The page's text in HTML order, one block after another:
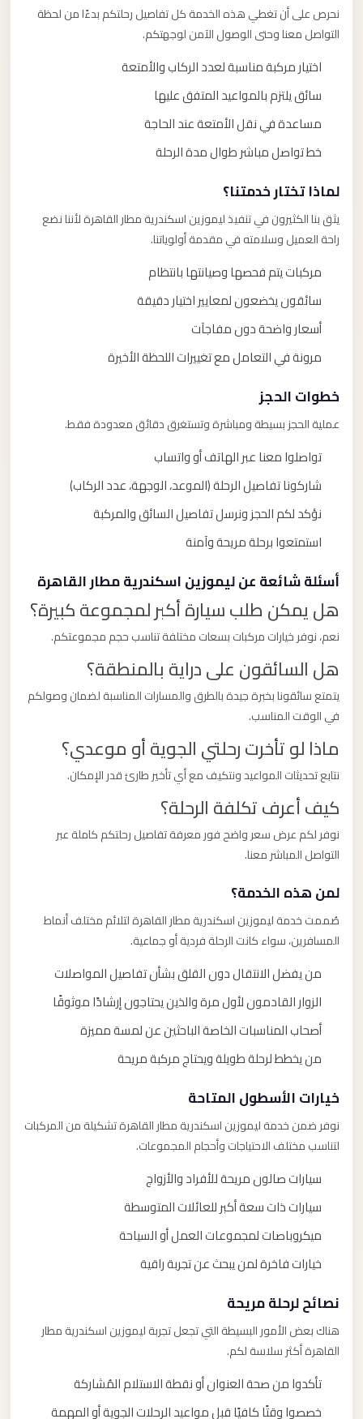
نحرص على أن تغطي هذه الخدمة كل تفاصيل رحلتكم بدءًا من لحظة
التواصل معنا وحتى الوصول الآمن لوجهتكم.
اختيار مركبة مناسبة لعدد الركاب والأمتعة
سائق يلتزم بالمواعيد المتفق عليها
مساعدة في نقل الأمتعة عند الحاجة
خط تواصل مباشر طوال مدة الرحلة
لماذا تختار خدمتنا؟
يثق بنا الكثيرون في تنفيذ ليموزين اسكندرية مطار القاهرة لأننا نضع
راحة العميل وسلامته في مقدمة أولوياتنا.
مركبات يتم فحصها وصيانتها بانتظام
سائقون يخضعون لمعايير اختيار دقيقة
أسعار واضحة دون مفاجآت
مرونة في التعامل مع تغييرات اللحظة الأخيرة
خطوات الحجز
عملية الحجز بسيطة ومباشرة وتستغرق دقائق معدودة فقط.
تواصلوا معنا عبر الهاتف أو واتساب
شاركونا تفاصيل الرحلة (الموعد، الوجهة، عدد الركاب)
نؤكد لكم الحجز ونرسل تفاصيل السائق والمركبة
استمتعوا برحلة مريحة وآمنة
أسئلة شائعة عن ليموزين اسكندرية مطار القاهرة
هل يمكن طلب سيارة أكبر لمجموعة كبيرة؟
نعم، نوفر خيارات مركبات بسعات مختلفة تناسب حجم مجموعتكم.
هل السائقون على دراية بالمنطقة؟
يتمتع سائقونا بخبرة جيدة بالطرق والمسارات المناسبة لضمان وصولكم
في الوقت المناسب.
ماذا لو تأخرت رحلتي الجوية أو موعدي؟
نتابع تحديثات المواعيد ونتكيف مع أي تأخير طارئ قدر الإمكان.
كيف أعرف تكلفة الرحلة؟
نوفر لكم عرض سعر واضح فور معرفة تفاصيل رحلتكم كاملة عبر
التواصل المباشر معنا.
لمن هذه الخدمة؟
صُممت خدمة ليموزين اسكندرية مطار القاهرة لتلائم مختلف أنماط
المسافرين، سواء كانت الرحلة فردية أو جماعية.
من يفضل الانتقال دون القلق بشأن تفاصيل المواصلات
الزوار القادمون لأول مرة والذين يحتاجون إرشادًا موثوقًا
أصحاب المناسبات الخاصة الباحثين عن لمسة مميزة
من يخطط لرحلة طويلة ويحتاج مركبة مريحة
خيارات الأسطول المتاحة
نوفر ضمن خدمة ليموزين اسكندرية مطار القاهرة تشكيلة من المركبات
لتناسب مختلف الاحتياجات وأحجام المجموعات.
سيارات صالون مريحة للأفراد والأزواج
سيارات ذات سعة أكبر للعائلات المتوسطة
ميكروباصات لمجموعات العمل أو السياحة
خيارات فاخرة لمن يبحث عن تجربة راقية
نصائح لرحلة مريحة
هناك بعض الأمور البسيطة التي تجعل تجربة ليموزين اسكندرية مطار
القاهرة أكثر سلاسة لكم.
تأكدوا من صحة العنوان أو نقطة الاستلام المُشاركة
خصصوا وقتًا كافيًا قبل مواعيد الرحلات الجوية أو المهمة